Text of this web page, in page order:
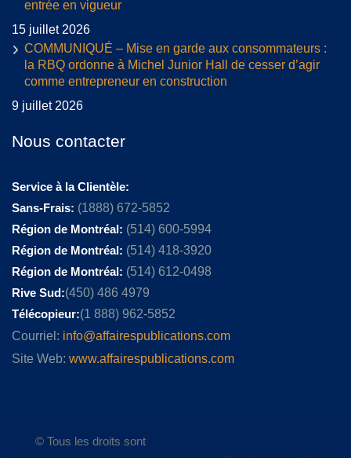
entrée en vigueur
15 juillet 2026
COMMUNIQUÉ – Mise en garde aux consommateurs :
la RBQ ordonne à Michel Junior Hall de cesser d’agir
comme entrepreneur en construction
9 juillet 2026
Nous contacter
Service à la Clientèle:
Sans-Frais: (1888) 672-5852
Région de Montréal: (514) 600-5994
Région de Montréal: (514) 418-3920
Région de Montréal: (514) 612-0498
Rive Sud:(450) 486 4979
Télécopieur:(1 888) 962-5852
Courriel: info@affairespublications.com
Site Web: www.affairespublications.com
© Tous les droits sont